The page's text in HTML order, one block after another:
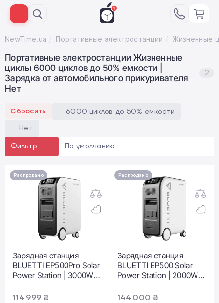
NewTime.ua Портативные электростанции
Портативные электростанции Жизненные
циклы 6000 циклов до 50% емкости |
Зарядка от автомобильного прикуривателя
Нет
2
Сбросить
6000 циклов до 50% емкости
Нет
Фильтр По умолчанию
Распродано
Зарядная станция
BLUETTI EP500Pro Solar
Power Station | 3000W
WH-BL-00)
114 999 ₴
Распродано
Зарядная станция
BLUETTI EP500 Solar
Power Station | 2000W
WH-BL-00)
144 000 ₴